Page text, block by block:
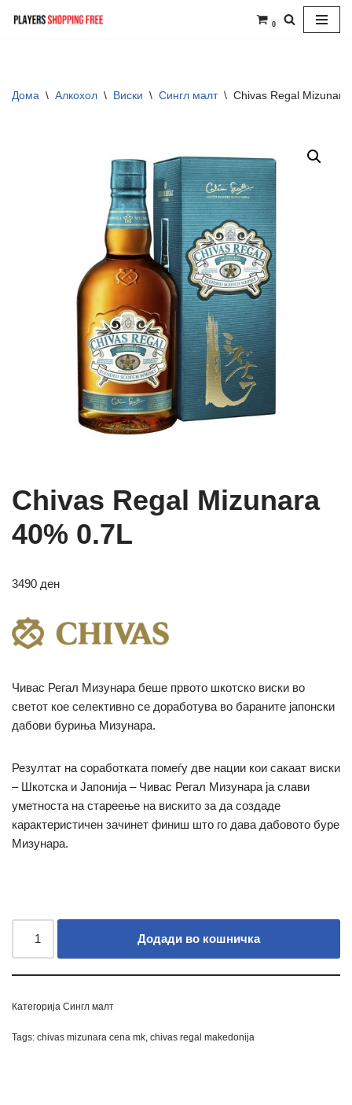
0
Дома \ Алкохол \ Виски \ Сингл малт \ Chivas Regal Mizunara
Chivas Regal Mizunara
40% 0.7L
3490 ден
Чивас Регал Мизунара беше првото шкотско виски во
светот кое селективно се доработува во бараните јапонски
дабови буриња Мизунара.
Резултат на соработката помеѓу две нации кои сакаат виски
– Шкотска и Јапонија – Чивас Регал Мизунара ја слави
уметноста на стареење на вискито за да создаде
карактеристичен зачинет финиш што го дава дабовото буре
Мизунара.
Додади во кошничка
Категорија Сингл малт
Tags: chivas mizunara cena mk chivas regal makedonija